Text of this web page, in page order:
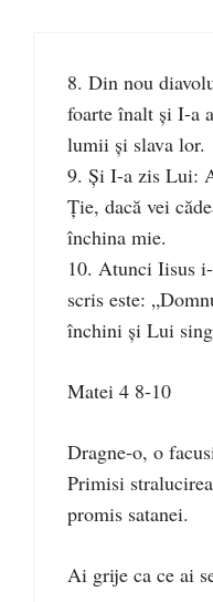
8. Din nou
foarte înalt şi I-a
lumii şi slava lor.
9. Şi I-a zis Lui:
Ţie, dacă vei
închina mie.
10. Atunci Iisus
scris este:
închini şi Lui
Matei 4 8-10
Dragne-o, o
Primisi
promis satanei.
Ai grije ca ce ai